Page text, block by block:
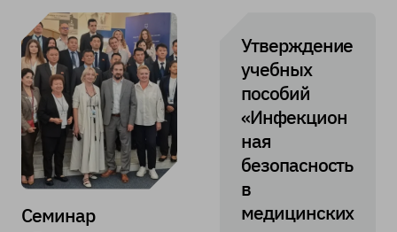
Семинар
Утверждение
учебных
пособий
«Инфекцион
ная
безопасность
в
медицинских